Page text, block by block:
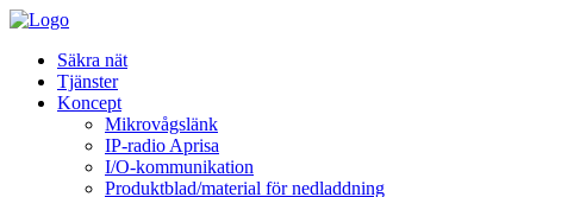
Säkra nät
Tjänster
Koncept
Mikrovågslänk
IP-radio Aprisa
I/O-kommunikation
Produktblad/material för nedladdning